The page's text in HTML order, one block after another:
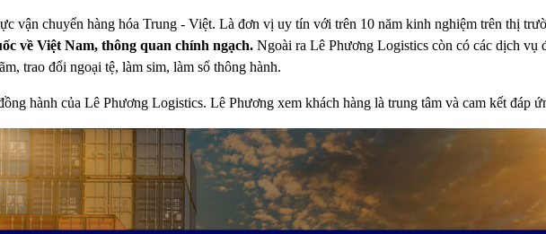
vận chuyển hàng hóa Trung - Việt. Là đơn vị uy tín với trên 10 năm kinh nghiệm trên thị
về Việt Nam, thông quan chính ngạch. Ngoài ra Lê Phương Logistics còn có các dịch
trao đổi ngoại tệ, làm sim, làm sổ thông hành.
hành của Lê Phương Logistics. Lê Phương xem khách hàng là trung tâm và cam kết đáp